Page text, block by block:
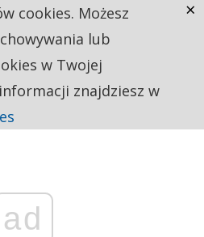
ad
cookies. Możesz
lub
w Twojej
znajdziesz w
×